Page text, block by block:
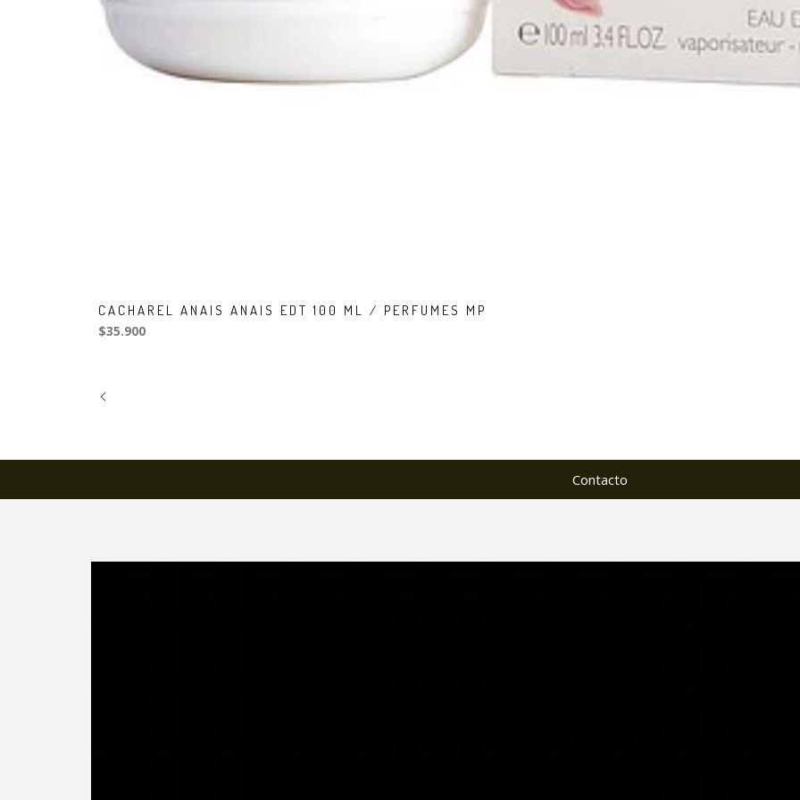
CACHAREL ANAIS ANAIS EDT 100 ML / PERFUMES MP
$35.900
Contacto